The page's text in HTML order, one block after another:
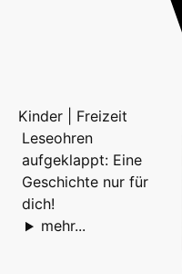
Kinder | Freizeit
Leseohren
aufgeklappt: Eine
Geschichte nur für
dich!
mehr...